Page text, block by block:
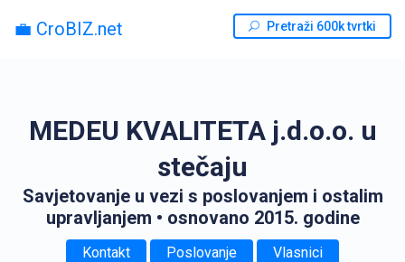
💼 CroBIZ.net Pretraži 600k tvrtki
MEDEU KVALITETA j.d.o.o. u
stečaju
Savjetovanje u vezi s poslovanjem i ostalim
upravljanjem • osnovano 2015. godine
Kontakt Poslovanje
Vlasnici